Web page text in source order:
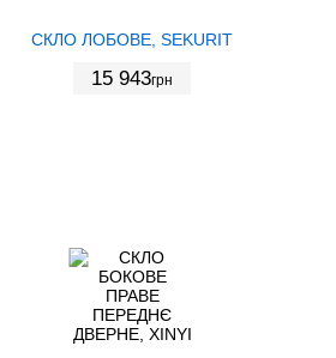
СКЛО ЛОБОВЕ, SEKURIT
15 943грн